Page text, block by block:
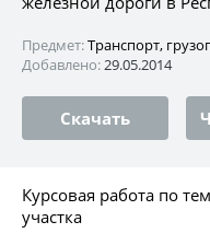
Предмет:Транспорт,
Добавлено:29.05.2014
Скачать
Курсовая работа по
участка